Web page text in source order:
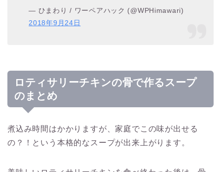
— ひまわり / ワーペアハック (@WPHimawari)
2018年9月24日
ロティサリーチキンの骨で作るスープ
のまとめ
煮込み時間はかかりますが、家庭でこの味が出せる
の？！という本格的なスープが出来上がります。